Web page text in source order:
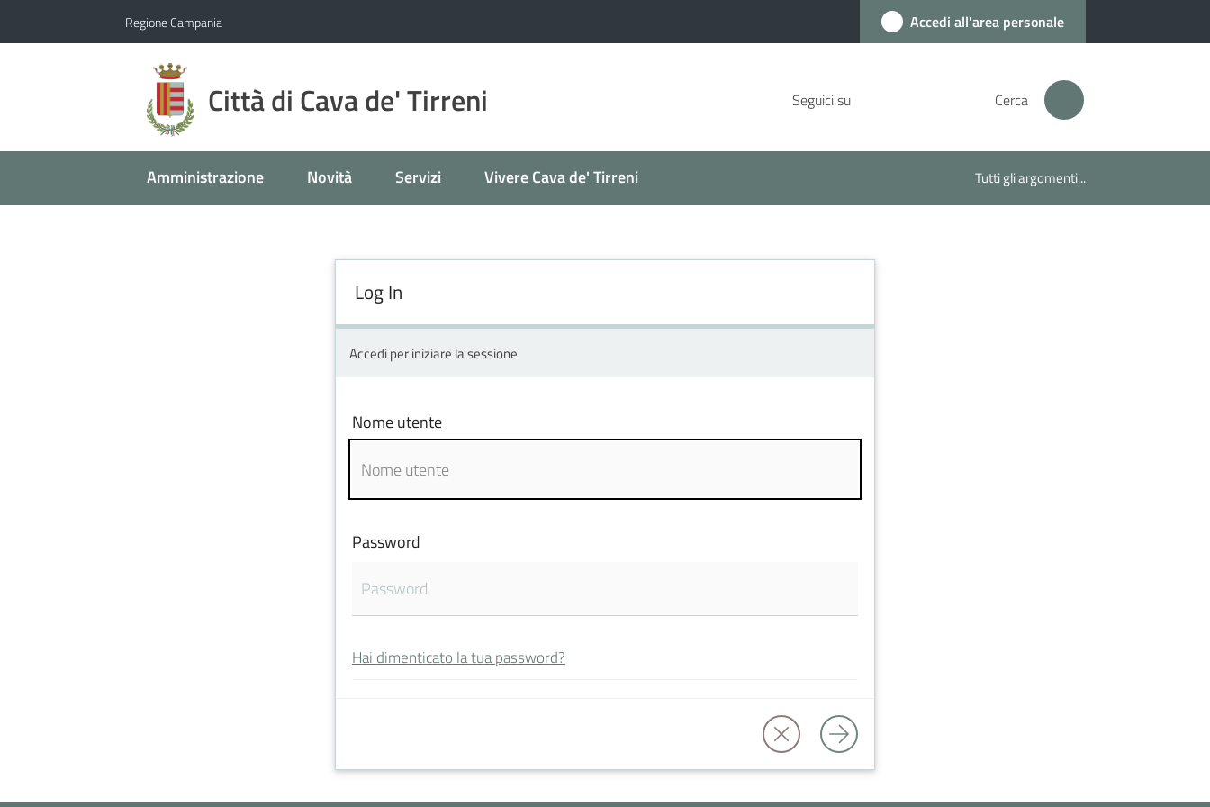
Regione Campania Accedi all'area personale
Città di Cava de' Tirreni Seguici su Cerca
Amministrazione Novità Servizi Vivere Cava de' Tirreni Tutti gli argomenti...
Log In
Accedi per iniziare la sessione
Nome utente
Password
Hai dimenticato la tua password?